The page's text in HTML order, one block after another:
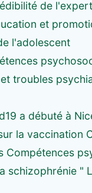
de
et
l'adolescent
troubles
a débuté à
la vaccination
Compétences
schizophrénie